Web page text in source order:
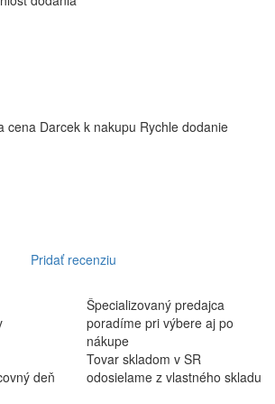
určite si zase niečo objednám
rychlo, komunikacia bola jednoducha,
v poriadku.